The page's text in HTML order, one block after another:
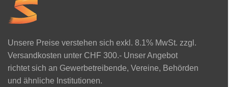
Unsere Preise verstehen sich exkl. 8.1% MwSt. zzgl.
Versandkosten unter CHF 300.- Unser Angebot
richtet sich an Gewerbetreibende, Vereine, Behörden
und ähnliche Institutionen.